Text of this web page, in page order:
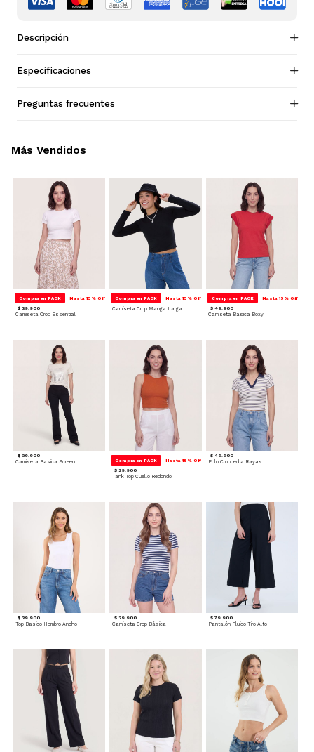
Descripción
Especificaciones
Preguntas frecuentes
Compra en PACK Hasta 15% Off
$ 39.900
Camiseta Crop Essential
Compra en PACK Hasta 15% Off
Camiseta Crop Manga Larga
Compra en PACK Hasta 15% Off
$ 49.900
Camiseta Basica Boxy
$ 39.900
Camiseta Basica Screen Compra en PACK Hasta 15% Off
$ 29.900
Tank Top Cuello Redondo
$ 49.900
Polo Cropped a Rayas
$ 39.900
Top Basico Hombro Ancho
$ 39.900
Camiseta Crop Básica
$ 79.900
Pantalón Fluido Tiro Alto
Más Vendidos